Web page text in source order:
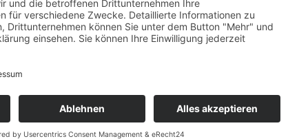
VERSPROCHEN!
gehen. Ich mag alle Menschen und komme gut mit euch
nicht in Frage. Falls Du ein Freund von großen